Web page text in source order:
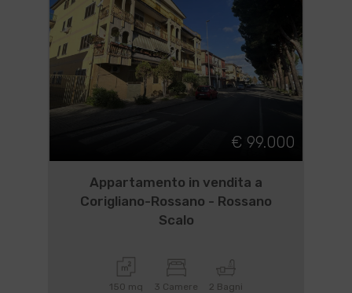
€ 99.000
Appartamento in vendita a
Corigliano-Rossano - Rossano
Scalo
150 mq 3 Camere 2 Bagni